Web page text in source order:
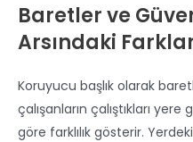
Baretler ve
Arsındaki
Koruyucu başlık olarak
çalışanların çalıştıkları
göre farklılık gösterir.